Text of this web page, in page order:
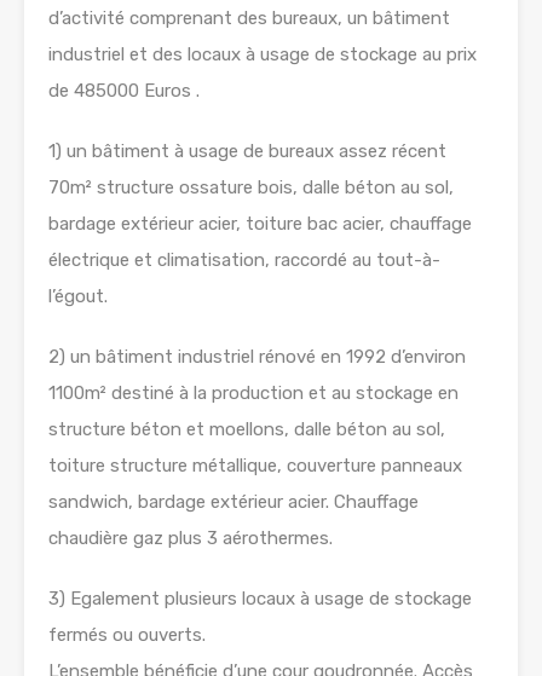
d’activité comprenant des bureaux, un bâtiment
industriel et des locaux à usage de stockage au prix
de 485000 Euros .
1) un bâtiment à usage de bureaux assez récent
70m² structure ossature bois, dalle béton au sol,
bardage extérieur acier, toiture bac acier, chauffage
électrique et climatisation, raccordé au tout-à-
l’égout.
2) un bâtiment industriel rénové en 1992 d’environ
1100m² destiné à la production et au stockage en
structure béton et moellons, dalle béton au sol,
toiture structure métallique, couverture panneaux
sandwich, bardage extérieur acier. Chauffage
chaudière gaz plus 3 aérothermes.
3) Egalement plusieurs locaux à usage de stockage
fermés ou ouverts.
L’ensemble bénéficie d’une cour goudronnée. Accès